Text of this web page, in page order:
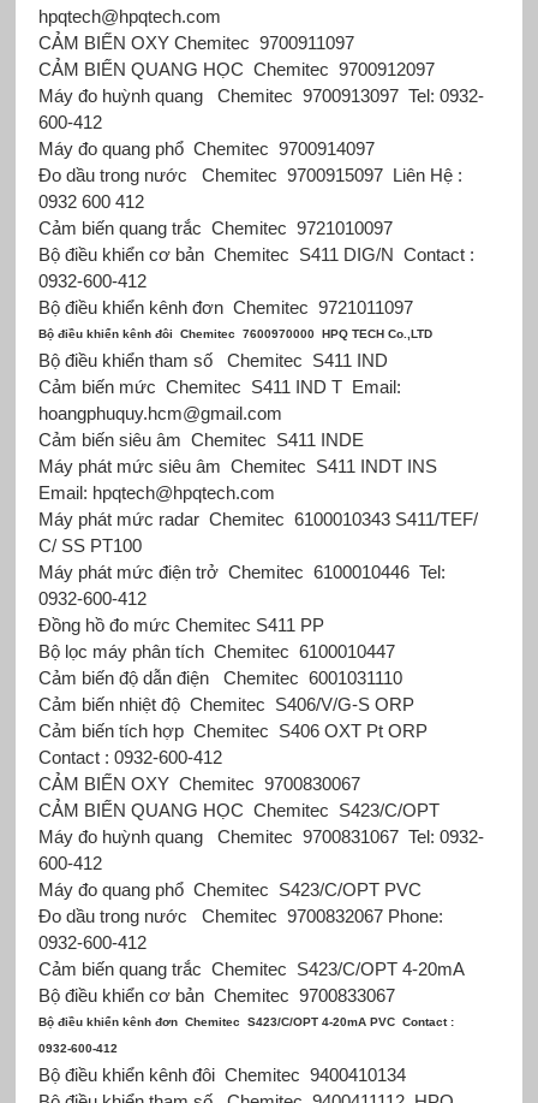
hpqtech@hpqtech.com
CẢM BIẾN OXY Chemitec 9700911097
CẢM BIẾN QUANG HỌC Chemitec 9700912097
Máy đo huỳnh quang
Chemitec 9700913097 Tel: 0932-
600-412
Máy đo quang phổ Chemitec 9700914097
Đo dầu trong nước
Chemitec 9700915097 Liên Hệ :
0932 600 412
Cảm biến quang trắc Chemitec 9721010097
Bộ điều khiển cơ bản Chemitec S411 DIG/N Contact :
0932-600-412
Bộ điều khiển kênh đơn Chemitec 9721011097
Bộ điều khiển kênh đôi Chemitec 7600970000 HPQ TECH Co.,LTD
Bộ điều khiển tham số Chemitec S411 IND
Cảm biến mức Chemitec S411 IND T Email:
hoangphuquy.hcm@gmail.com
Cảm biến siêu âm Chemitec S411 INDE
Máy phát mức siêu âm Chemitec S411 INDT INS
Email: hpqtech@hpqtech.com
Máy phát mức radar Chemitec 6100010343 S411/TEF/
C/ SS PT100
Máy phát mức điện trở Chemitec 6100010446 Tel:
0932-600-412
Đồng hồ đo mức Chemitec S411 PP
Bộ lọc máy phân tích Chemitec 6100010447
Cảm biến độ dẫn điện
Chemitec 6001031110
Cảm biến nhiệt độ Chemitec S406/V/G-S ORP
Cảm biến tích hợp Chemitec S406 OXT Pt ORP
Contact : 0932-600-412
CẢM BIẾN OXY Chemitec 9700830067
CẢM BIẾN QUANG HỌC Chemitec S423/C/OPT
Máy đo huỳnh quang
Chemitec 9700831067 Tel: 0932-
600-412
Máy đo quang phổ Chemitec S423/C/OPT PVC
Đo dầu trong nước
Chemitec 9700832067 Phone:
0932-600-412
Cảm biến quang trắc Chemitec S423/C/OPT 4-20mA
Bộ điều khiển cơ bản Chemitec 9700833067
Bộ điều khiển kênh đơn Chemitec S423/C/OPT 4-20mA PVC Contact :
0932-600-412
Bộ điều khiển kênh đôi Chemitec 9400410134